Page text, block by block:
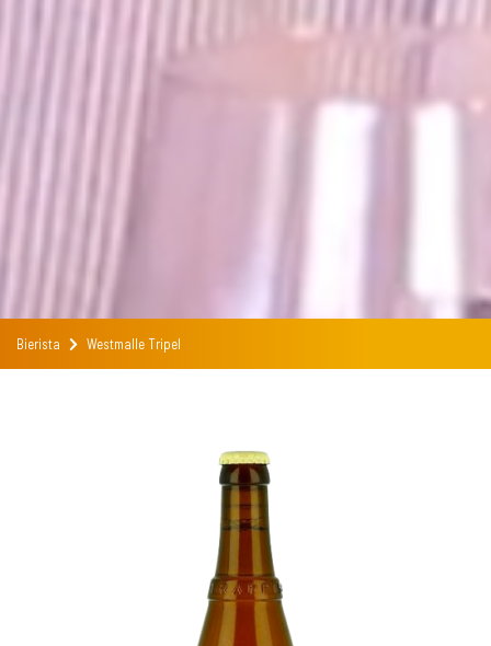
Bierista Westmalle Tripel